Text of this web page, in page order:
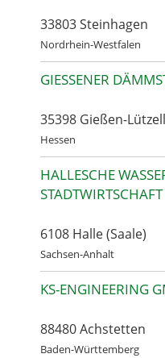
33803 Steinhagen
Nordrhein-Westfalen
GIESSENER
35398 Gießen-
Hessen
HALLESCHE
6108 Halle (Saale)
Sachsen-Anhalt
KS-ENGINEERING
88480 Achstetten
Baden-Württemberg